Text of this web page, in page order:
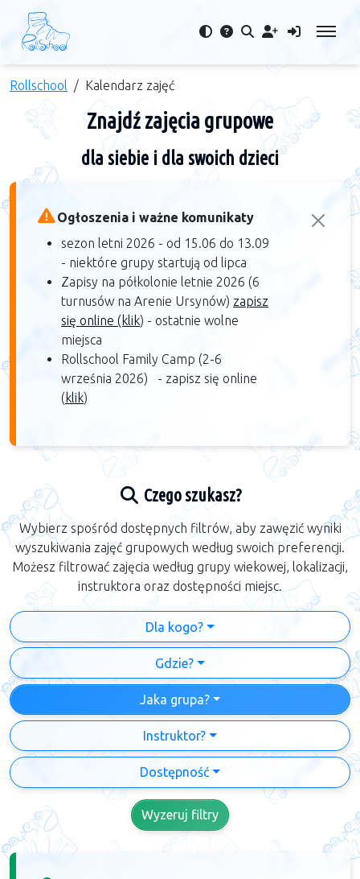
Rollschool Kalendarz zajęć
Znajdź zajęcia grupowe
dla siebie i dla swoich dzieci
Ogłoszenia i ważne komunikaty
sezon letni 2026 - od 15.06 do 13.09
- niektóre grupy startują od lipca
Zapisy na półkolonie letnie 2026 (6
turnusów na Arenie Ursynów) zapisz
się online (klik) - ostatnie wolne
miejsca
Rollschool Family Camp (2-6
września 2026) - zapisz się online
(klik)​
Czego szukasz?
Wybierz spośród dostępnych filtrów, aby zawęzić wyniki
wyszukiwania zajęć grupowych według swoich preferencji.
Możesz filtrować zajęcia według grupy wiekowej, lokalizacji,
instruktora oraz dostępności miejsc.
Dla kogo?
Gdzie?
Jaka grupa?
Instruktor?
Dostępność
Wyzeruj filtry